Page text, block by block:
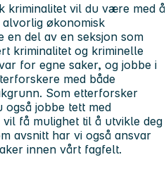
kriminalitet vil du være med å
økonomisk
en del av en seksjon som
kriminalitet og kriminelle
for egne saker, og jobbe i
med både
Som etterforsker
også jobbe tett med
få mulighet til å utvikle deg
avsnitt har vi også ansvar
innen vårt fagfelt.